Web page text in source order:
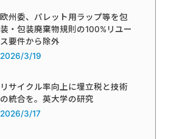
欧州委、パレット用ラップ等を包
装・包装廃棄物規則の100%リユー
ス要件から除外
2026/3/19
リサイクル率向上に埋立税と技術
の統合を。英大学の研究
2026/3/17